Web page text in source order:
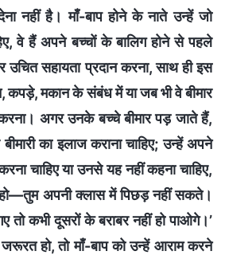
नहीं है। माँ-बाप होने के नाते उन्हें जो
वे हैं अपने बच्चों के बालिग होने से पहले
उचित सहायता प्रदान करना, साथ ही इस
कपड़े, मकान के संबंध में या जब भी वे बीमार
अगर उनके बच्चे बीमार पड़ जाते हैं,
का इलाज कराना चाहिए; उन्हें अपने
चाहिए या उनसे यह नहीं कहना चाहिए,
अपनी क्लास में पिछड़ नहीं सकते।
तो कभी दूसरों के बराबर नहीं हो पाओगे।’
हो, तो माँ-बाप को उन्हें आराम करने